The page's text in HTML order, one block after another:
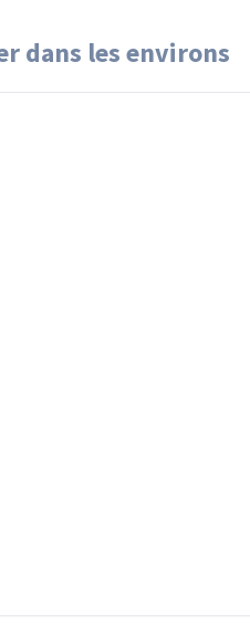
dans les environs